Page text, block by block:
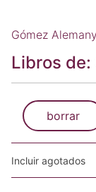
Gómez
Libros de:
borrar
Incluir agotados